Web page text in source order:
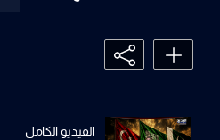
الفيديو الكامل